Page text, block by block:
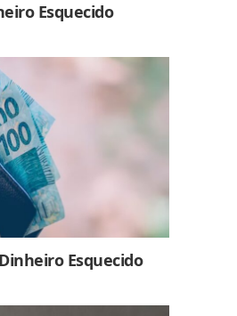
Esquecido
Esquecido